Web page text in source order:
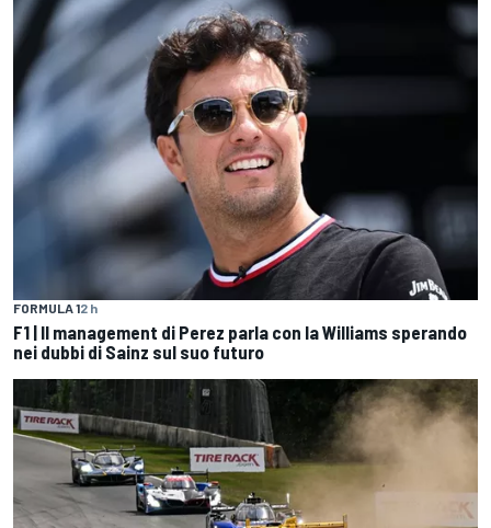
FORMULA 12 h
F1 | Il management di Perez parla con la Williams sperando
nei dubbi di Sainz sul suo futuro